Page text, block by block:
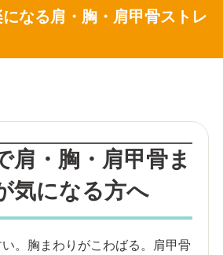
なる肩・胸・肩甲骨ストレ
肩・胸・肩甲骨ま
気になる方へ
。胸まわりがこわばる。肩甲骨